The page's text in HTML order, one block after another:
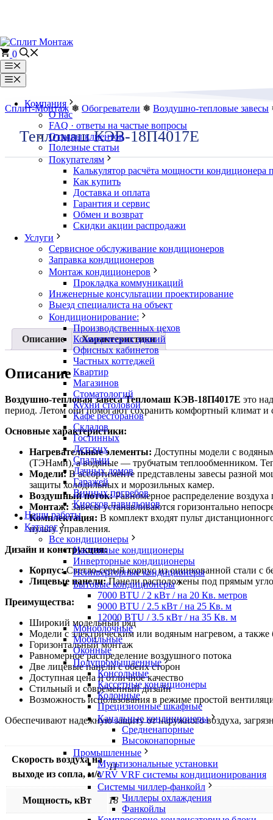
0
Меню
Меню
Компания
О нас
FAQ · ответы на частые вопросы
Отзывы клиентов
Полезные статьи
Покупателям
Калькулятор расчёта мощности кондиционера
Как купить
Доставка и оплата
Гарантия и сервис
Обмен и возврат
Скидки акции распродажи
Услуги
Сервисное обслуживание кондиционеров
Заправка кондиционеров
Монтаж кондиционеров
Прокладка коммуникаций
Инженерные консультации проектирование
Выезд специалиста на объект
Кондиционирование:
Производственных цехов
Коммерческих зданий
Офисных кабинетов
Частных коттеджей
Квартир
Магазинов
Стоматологий
Кухни столовой
Кафе ресторанов
Складов
Гостинных
Детских
Спальни
Дачных домов
Гаражей
Винных погребов
Киосков павильонов
Наши работы
Каталог
Все кондиционеры
Настенные кондиционеры
Инверторные кондиционеры
Неинверторные кондиционеры
Бытовые кондиционеры
7000 BTU / 2 кВт / на 20 Кв. метров
9000 BTU / 2.5 кВт / на 25 Кв. м
12000 BTU / 3.5 кВт / на 35 Кв. м
Моноблочные
Мобильные
Оконные
Полупромышленные
Консольные
Кассетные кондиционеры
Колонные
Прецизионные шкафные
Канальные кондиционеры
Средненапорные
Высоконапорные
Промышленные
Мультизональные установки
VRV VRF системы кондиционирования
Системы чиллер-фанкойл
Чиллеры охлаждения
Фанкойлы
Сплит-Монтаж❅ Обогреватели ❅ Воздушно-тепловые завесы
Тепломаш КЭВ-18П4017Е
Описание Характеристики
Описание
Воздушно-тепловая завеса Тепломаш КЭВ-18П4017Е это
период. Летом они помогают сохранить комфортный климат
Основные характеристики:
Нагревательные элементы: Доступны модели с
(ТЭНами), а водяные — трубчатым теплообменником.
Модели: В ассортименте представлены завесы разной
защиты холодильных и морозильных камер.
Воздушный поток:Равномерное распределение
Монтаж: Завесы устанавливаются горизонтально
Комплектация: В комплект входят пульт
пульту управления.
Дизайн и конструкция:
Корпус:Светло-серый корпус из оцинкованной стали
Лицевые панели:Панели расположены под прямым
Преимущества:
Широкий модельный ряд
Модели с электрическим или водяным нагревом, а также
Горизонтальный монтаж
Равномерное распределение воздушного потока
Две лицевые панели с обеих сторон
Доступная цена и отличное качество
Стильный и современный дизайн
Возможность использования в режиме простой
Обеспечивают надежную защиту от наружного воздуха,
Скорость воздуха на
выходе из сопла, м/с
11
Мощность, кВт 18